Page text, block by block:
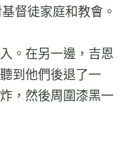
督徒家庭和教會。
。在另一邊，吉恩
到他們後退了一
，然後周圍漆黑一